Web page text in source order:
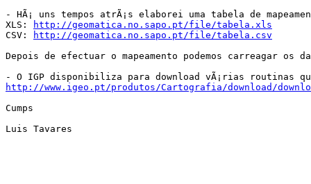
- HÃ¡ uns tempos atrÃ¡s elaborei uma tabela de
XLS:
http://geomatica.no.sapo.pt/file/tabela.xls
CSV:
http://geomatica.no.sapo.pt/file/tabela.csv
Depois de efectuar o mapeamento podemos carreagar os
http://www.igeo.pt/produtos/Cartografia/download/
Cumps
Luis Tavares